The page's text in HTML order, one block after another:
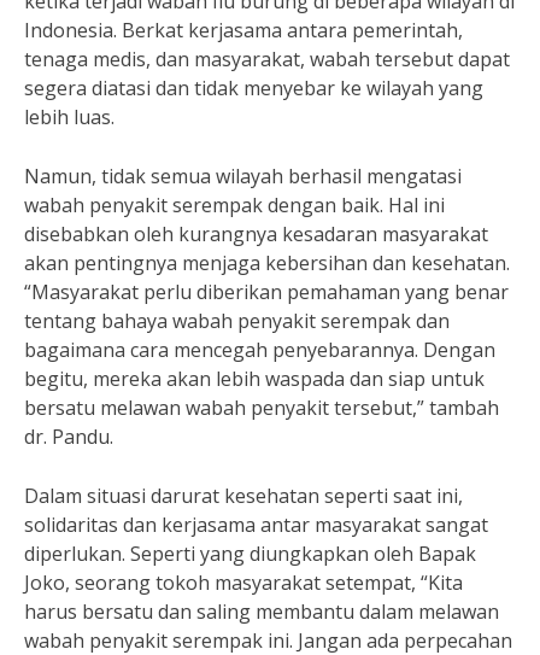
Indonesia. Berkat kerjasama antara pemerintah,
tenaga medis, dan masyarakat, wabah tersebut dapat
segera diatasi dan tidak menyebar ke wilayah yang
lebih luas.
Namun, tidak semua wilayah berhasil mengatasi
wabah penyakit serempak dengan baik. Hal ini
disebabkan oleh kurangnya kesadaran masyarakat
akan pentingnya menjaga kebersihan dan kesehatan.
“Masyarakat perlu diberikan pemahaman yang benar
tentang bahaya wabah penyakit serempak dan
bagaimana cara mencegah penyebarannya. Dengan
begitu, mereka akan lebih waspada dan siap untuk
bersatu melawan wabah penyakit tersebut,” tambah
dr. Pandu.
Dalam situasi darurat kesehatan seperti saat ini,
solidaritas dan kerjasama antar masyarakat sangat
diperlukan. Seperti yang diungkapkan oleh Bapak
Joko, seorang tokoh masyarakat setempat, “Kita
harus bersatu dan saling membantu dalam melawan
wabah penyakit serempak ini. Jangan ada perpecahan